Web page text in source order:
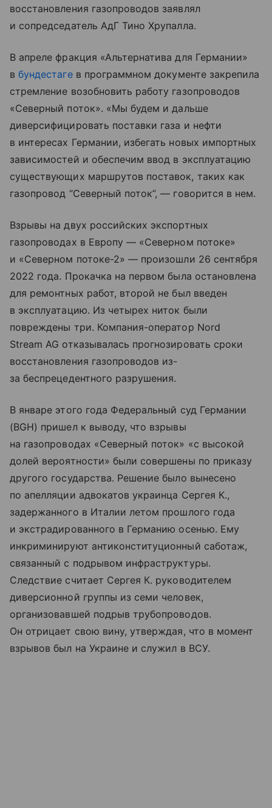
восстановления газопроводов заявлял
и сопредседатель АдГ Тино Хрупалла.
В апреле фракция «Альтернатива для Германии»
вбундестагев программном документе закрепила
стремление возобновить работу газопроводов
«Северный поток». «Мы будем и дальше
диверсифицировать поставки газа и нефти
в интересах Германии, избегать новых импортных
зависимостей и обеспечим ввод в эксплуатацию
существующих маршрутов поставок, таких как
газопровод “Северный поток”, — говорится в нем.
Взрывы на двух российских экспортных
газопроводах в Европу — «Северном потоке»
и «Северном потоке-2» — произошли 26 сентября
2022 года. Прокачка на первом была остановлена
для ремонтных работ, второй не был введен
в эксплуатацию. Из четырех ниток были
повреждены три. Компания-оператор Nord
Stream AG отказывалась прогнозировать сроки
восстановления газопроводов из-
за беспрецедентного разрушения.
В январе этого года Федеральный суд Германии
(BGH) пришел к выводу, что взрывы
на газопроводах «Северный поток» «с высокой
долей вероятности» были совершены по приказу
другого государства. Решение было вынесено
по апелляции адвокатов украинца Сергея К.,
задержанного в Италии летом прошлого года
и экстрадированного в Германию осенью. Ему
инкриминируют антиконституционный саботаж,
связанный с подрывом инфраструктуры.
Следствие считает Сергея К. руководителем
диверсионной группы из семи человек,
организовавшей подрыв трубопроводов.
Он отрицает свою вину, утверждая, что в момент
взрывов был на Украине и служил в ВСУ.